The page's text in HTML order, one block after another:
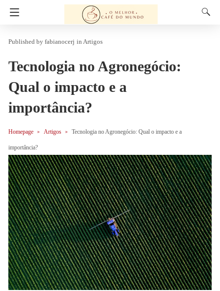
fabianocerj in Artigos
Tecnologia no Agronegócio:
Qual o impacto e a
importância?
Homepage Artigos Tecnologia no Agronegócio: Qual o impacto e a
importância?